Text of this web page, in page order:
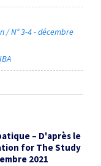
/ N° 3-4 - décembre
– D'après le
for The Study
2021